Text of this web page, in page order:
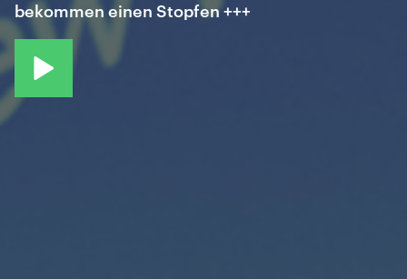
bekommen einen Stopfen +++